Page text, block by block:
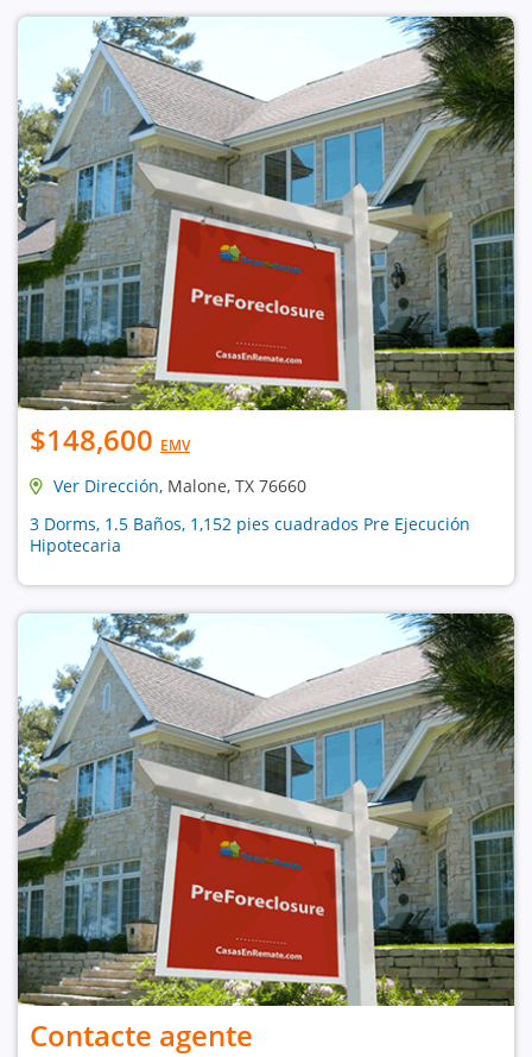
$148,600 EMV
Ver Dirección, Malone, TX 76660
3 Dorms, 1.5 Baños, 1,152 pies cuadrados Pre Ejecución
Hipotecaria
Contacte agente